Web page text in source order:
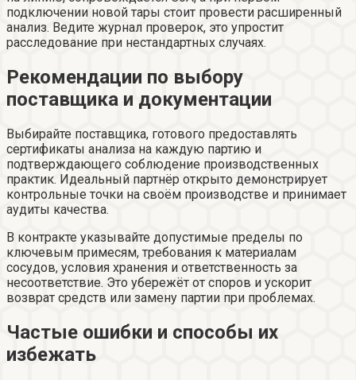
подключении новой тары стоит провести расширенный
анализ. Ведите журнал проверок, это упростит
расследование при нестандартных случаях.
Рекомендации по выбору
поставщика и документации
Выбирайте поставщика, готового предоставлять
сертификаты анализа на каждую партию и
подтверждающего соблюдение производственных
практик. Идеальный партнёр открыто демонстрирует
контрольные точки на своём производстве и принимает
аудиты качества.
В контракте указывайте допустимые пределы по
ключевым примесям, требования к материалам
сосудов, условия хранения и ответственность за
несоответствие. Это убережёт от споров и ускорит
возврат средств или замену партии при проблемах.
Частые ошибки и способы их
избежать